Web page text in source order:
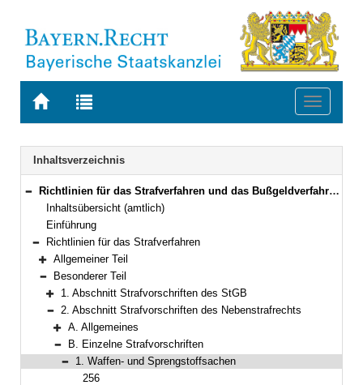
Zur
BAYERN.RECHT
Zur
letzten
Suche
Toggle
Navigation
Inhaltsverzeichnis
Bereich reduzieren
Richtlinien für das Strafverfahren und das Bußgeldverfahren (RiStBV) Neufassung vom 28. März 2023 (BAnz AT 19.06.2023 B1 )
Inhaltsübersicht (amtlich)
Einführung
Bereich reduzieren
Richtlinien für das Strafverfahren
Bereich erweitern
Allgemeiner Teil
Bereich reduzieren
Besonderer Teil
Bereich erweitern
1. Abschnitt Strafvorschriften des StGB
Bereich reduzieren
2. Abschnitt Strafvorschriften des Nebenstrafrechts
Bereich erweitern
A. Allgemeines
Bereich reduzieren
B. Einzelne Strafvorschriften
Bereich reduzieren
1. Waffen- und Sprengstoffsachen
256